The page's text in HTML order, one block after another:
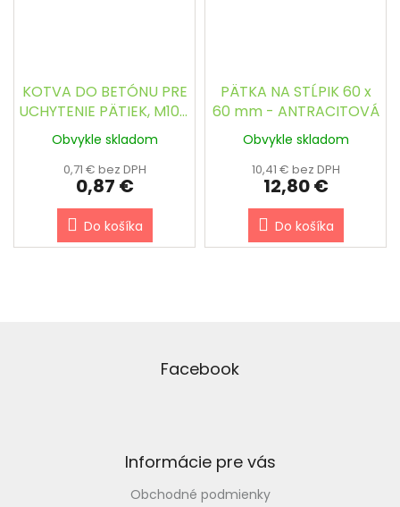
KOTVA DO BETÓNU PRE
UCHYTENIE PÄTIEK, M10 x
120 mm S ČIAPKOU
Obvykle skladom
0,71 € bez DPH
0,87 €
Do košíka
PÄTKA NA STĹPIK 60 x
60 mm - ANTRACITOVÁ
Obvykle skladom
10,41 € bez DPH
12,80 €
Do košíka
Facebook
Informácie pre vás
Obchodné podmienky